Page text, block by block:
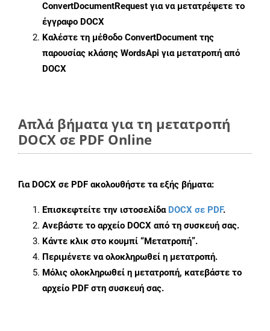
ConvertDocumentRequest για να μετατρέψετε το
έγγραφο DOCX
Καλέστε τη μέθοδο ConvertDocument της
παρουσίας κλάσης WordsApi για μετατροπή από
DOCX
Απλά βήματα για τη μετατροπή
DOCX σε PDF Online
Για DOCX σε PDF ακολουθήστε τα εξής βήματα:
Επισκεφτείτε την ιστοσελίδα DOCX σε PDF.
Ανεβάστε το αρχείο DOCX από τη συσκευή σας.
Κάντε κλικ στο κουμπί “Μετατροπή”.
Περιμένετε να ολοκληρωθεί η μετατροπή.
Μόλις ολοκληρωθεί η μετατροπή, κατεβάστε το
αρχείο PDF στη συσκευή σας.